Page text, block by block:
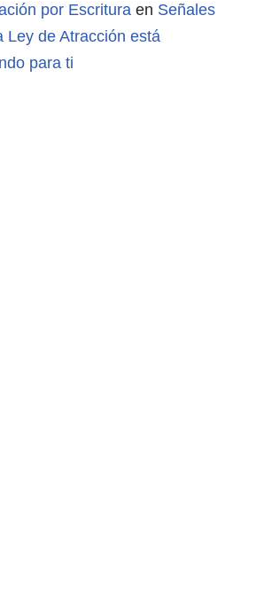
por Escritura en Señales
Ley de Atracción está
para ti